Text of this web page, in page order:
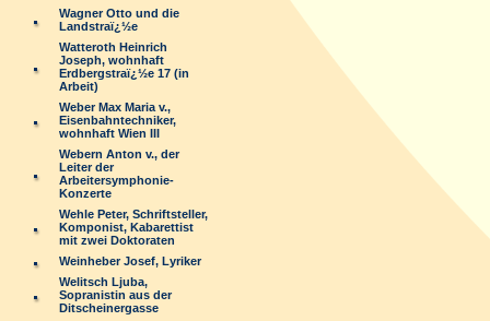
Wagner Otto und die
Landstraï¿½e
Watteroth Heinrich
Joseph, wohnhaft
Erdbergstraï¿½e 17 (in
Arbeit)
Weber Max Maria v.,
Eisenbahntechniker,
wohnhaft Wien III
Webern Anton v., der
Leiter der
Arbeitersymphonie-
Konzerte
Wehle Peter, Schriftsteller,
Komponist, Kabarettist
mit zwei Doktoraten
Weinheber Josef, Lyriker
Welitsch Ljuba,
Sopranistin aus der
Ditscheinergasse